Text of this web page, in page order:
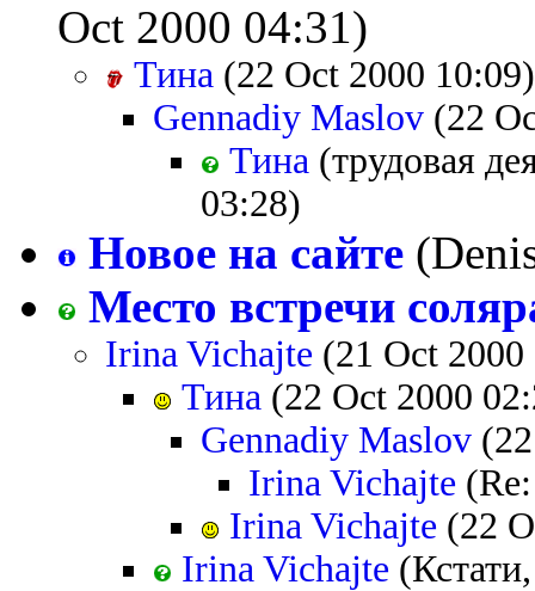
Oct 2000 04:31)
Тина (22 Oct 2000 10:09)
Gennadiy Maslov (22
Тина (трудовая
03:28)
Новое на сайте
Место встречи
Irina Vichajte (21 Oct
Тина (22 Oct 2000
Gennadiy Maslov
Irina Vichajte
Irina Vichajte (22
Irina Vichajte